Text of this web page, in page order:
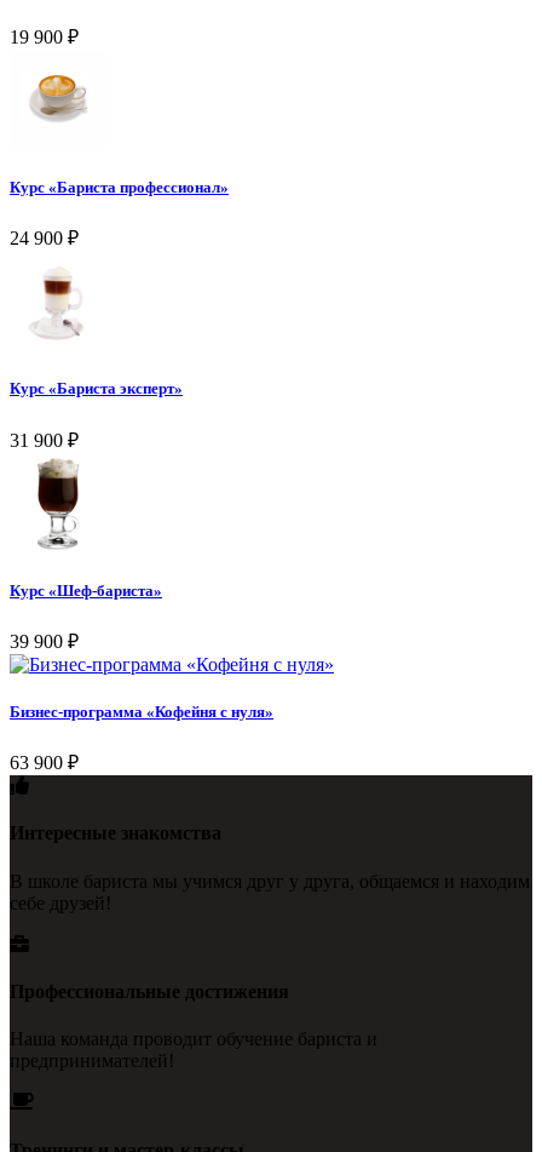
19 900 ₽
Курс «Бариста профессионал»
24 900 ₽
Курс «Бариста эксперт»
31 900 ₽
Курс «Шеф-бариста»
39 900 ₽
Бизнес-программа «Кофейня с нуля»
63 900 ₽
Интересные знакомства
В школе бариста мы учимся друг у друга, общаемся и находим
себе друзей!
Профессиональные достижения
Наша команда проводит обучение бариста и
предпринимателей!